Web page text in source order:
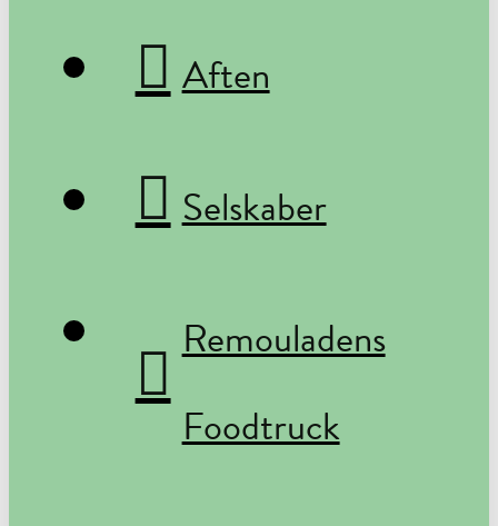
Aften
Selskaber
Remouladens
Foodtruck